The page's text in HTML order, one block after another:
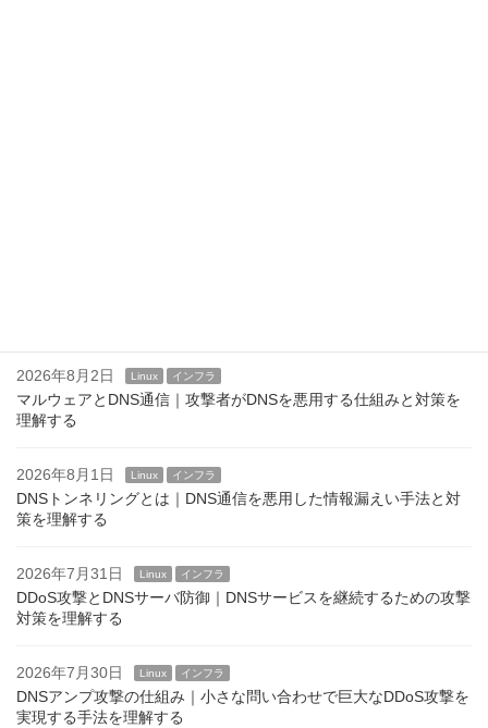
2026年8月2日 Linux インフラ
マルウェアとDNS通信｜攻撃者がDNSを悪用する仕組みと対策を
理解する
2026年8月1日 Linux インフラ
DNSトンネリングとは｜DNS通信を悪用した情報漏えい手法と対
策を理解する
2026年7月31日 Linux インフラ
DDoS攻撃とDNSサーバ防御｜DNSサービスを継続するための攻撃
対策を理解する
2026年7月30日 Linux インフラ
DNSアンプ攻撃の仕組み｜小さな問い合わせで巨大なDDoS攻撃を
実現する手法を理解する